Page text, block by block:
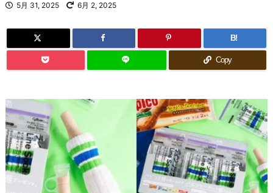
5月 31, 2025 6月 2, 2025
B!
Copy